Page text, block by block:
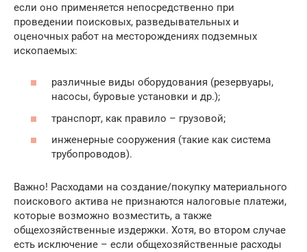
если оно применяется непосредственно при
проведении поисковых, разведывательных и
оценочных работ на месторождениях подземных
ископаемых:
различные виды оборудования (резервуары,
насосы, буровые установки и др.);
транспорт, как правило – грузовой;
инженерные сооружения (такие как система
трубопроводов).
Важно! Расходами на создание/покупку материального
поискового актива не признаются налоговые платежи,
которые возможно возместить, а также
общехозяйственные издержки. Хотя, во втором случае
есть исключение – если общехозяйственные расходы